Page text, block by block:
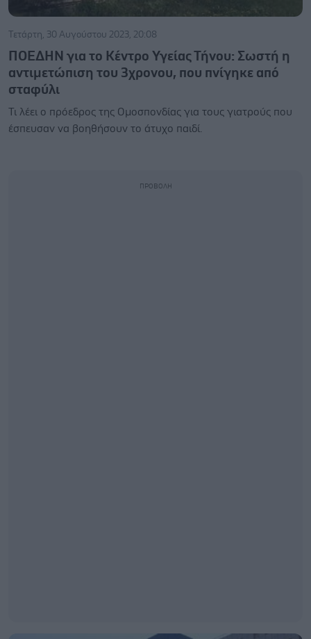
Τετάρτη, 30 Αυγούστου 2023, 20:08
ΠΟΕΔΗΝ για το Κέντρο Υγείας Τήνου: Σωστή η
αντιμετώπιση του 3χρονου, που πνίγηκε από
σταφύλι
Τι λέει ο πρόεδρος της Ομοσπονδίας για τους γιατρούς που
έσπευσαν να βοηθήσουν το άτυχο παιδί.